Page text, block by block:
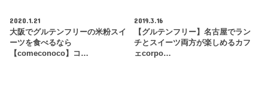
2020.1.21
大阪でグルテンフリーの米粉スイ
ーツを食べるなら
【comeconoco】コ…
2019.3.16
【グルテンフリー】名古屋でラン
チとスイーツ両方が楽しめるカフ
ェcorpo…